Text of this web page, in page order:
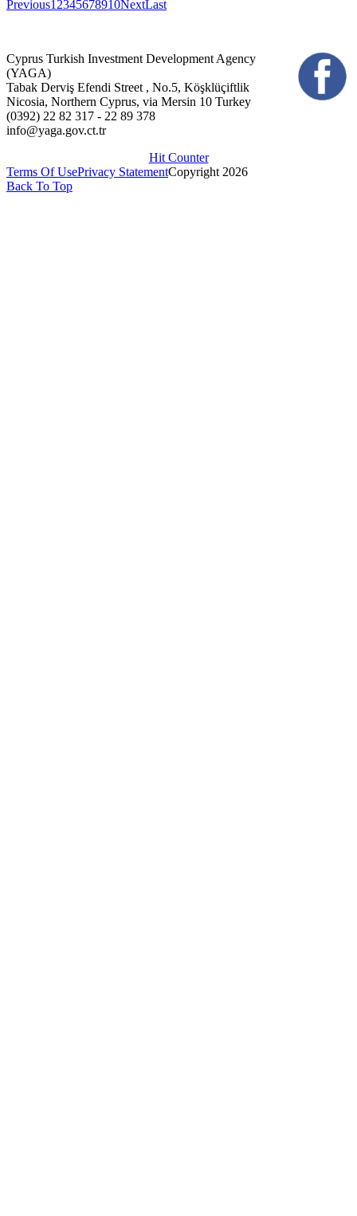
Previous1 2345678910NextLast
Cyprus Turkish Investment Development Agency
(YAGA)
Tabak Derviş Efendi Street , No.5, Köşklüçiftlik
Nicosia, Northern Cyprus, via Mersin 10 Turkey
(0392) 22 82 317 - 22 89 378
info@yaga.gov.ct.tr
Hit Counter
Terms Of UsePrivacy StatementCopyright 2026
Back To Top